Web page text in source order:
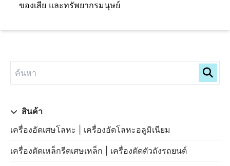
สินค้า
เครื่องอัดเศษโลหะ | เครื่องอัดโลหะอลูมิเนียม
เครื่องตัดเหล็กรีดเศษเหล็ก | เครื่องตัดตัวถังรถยนต์
ของเสีย และทรัพยากรมนุษย์